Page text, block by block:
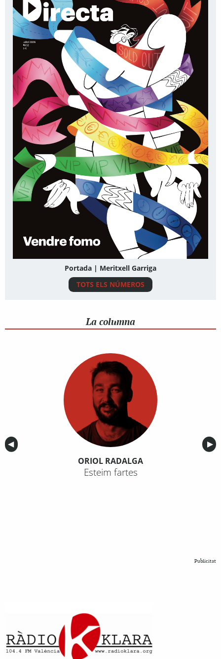
Portada | Meritxell Garriga
TOTS ELS NÚMEROS
La columna
Anterior
◀︎ ▶︎
ORIOL RADALGA
Esteim fartes
Publicitat